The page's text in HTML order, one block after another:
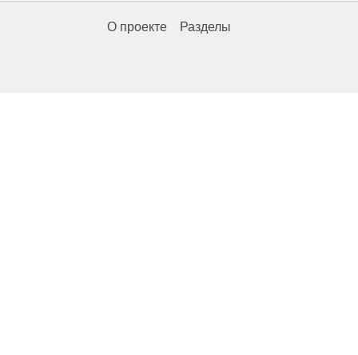
О проекте Разделы